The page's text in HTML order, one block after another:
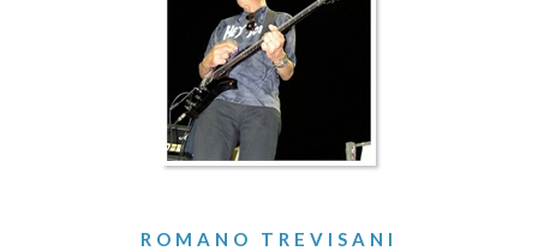
ROMANO TREVISANI